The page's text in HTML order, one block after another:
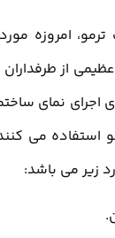
امروزه
از طرفداران
اجرای نمای
استفاده می
زیر می باشد: